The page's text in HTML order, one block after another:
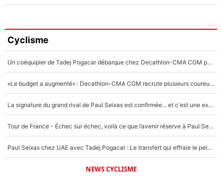
Cyclisme
Un coéquipier de Tadej Pogacar débarque chez Decathlon-CMA CGM pour épauler Paul Seixas : «Mes meilleures années sont à venir»
«Le budget a augmenté» : Decathlon-CMA CGM recrute plusieurs coureurs pour offrir à Paul Seixas une équipe pour gagner le Tour de France 2027
La signature du grand rival de Paul Seixas est confirmée... et c'est une excellente nouvelle pour l'équipe Decathlon-CMA CGM !
Tour de France - Échec sur échec, voilà ce que l’avenir réserve à Paul Seixas : «Tant qu’il y aura un Pogacar comme celui-là...»
Paul Seixas chez UAE avec Tadej Pogacar : Le transfert qui effraie le peloton, «c’est la pire des choses qui puisse arriver»
NEWS CYCLISME